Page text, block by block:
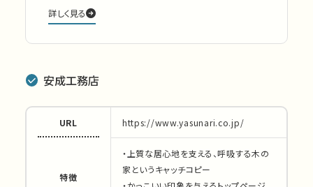
詳しく見る
安成工務店
URL https://www.yasunari.co.jp/
特徴
・上質な居心地を支える、呼吸する木の
家というキャッチコピー